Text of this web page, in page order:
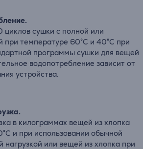
циклов сушки с полной или
при температуре 60°C и 40°C при
программы сушки для вещей
водопотребление зависит от
устройства.
в килограммах вещей из хлопка
и при использовании обычной
нагрузкой или вещей из хлопка при